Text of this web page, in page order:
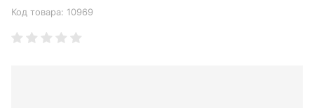
Код товара: 10969